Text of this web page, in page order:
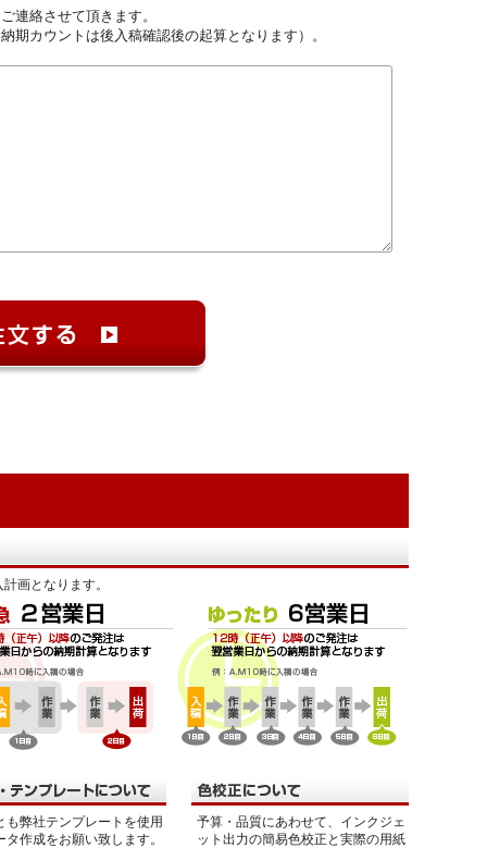
連絡させて頂きます。
期カウントは後入稿確認後の起算となります）。
画となります。
も弊社テンプレートを使用
タ作成をお願い致します。
予算・品質にあわせて、インクジェ
ット出力の簡易色校正と実際の用紙